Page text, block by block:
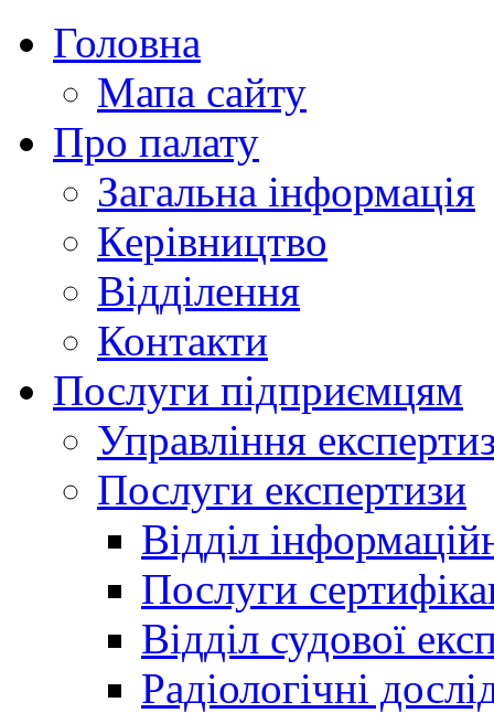
Головна
Мапа сайту
Про палату
Загальна інформація
Керівництво
Відділення
Контакти
Послуги підприємцям
Управління
Послуги експертизи
Відділ
Послуги
Відділ судової
Радіологічні